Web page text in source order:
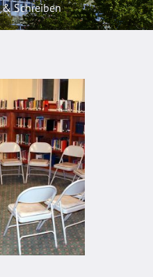
& Schreiben